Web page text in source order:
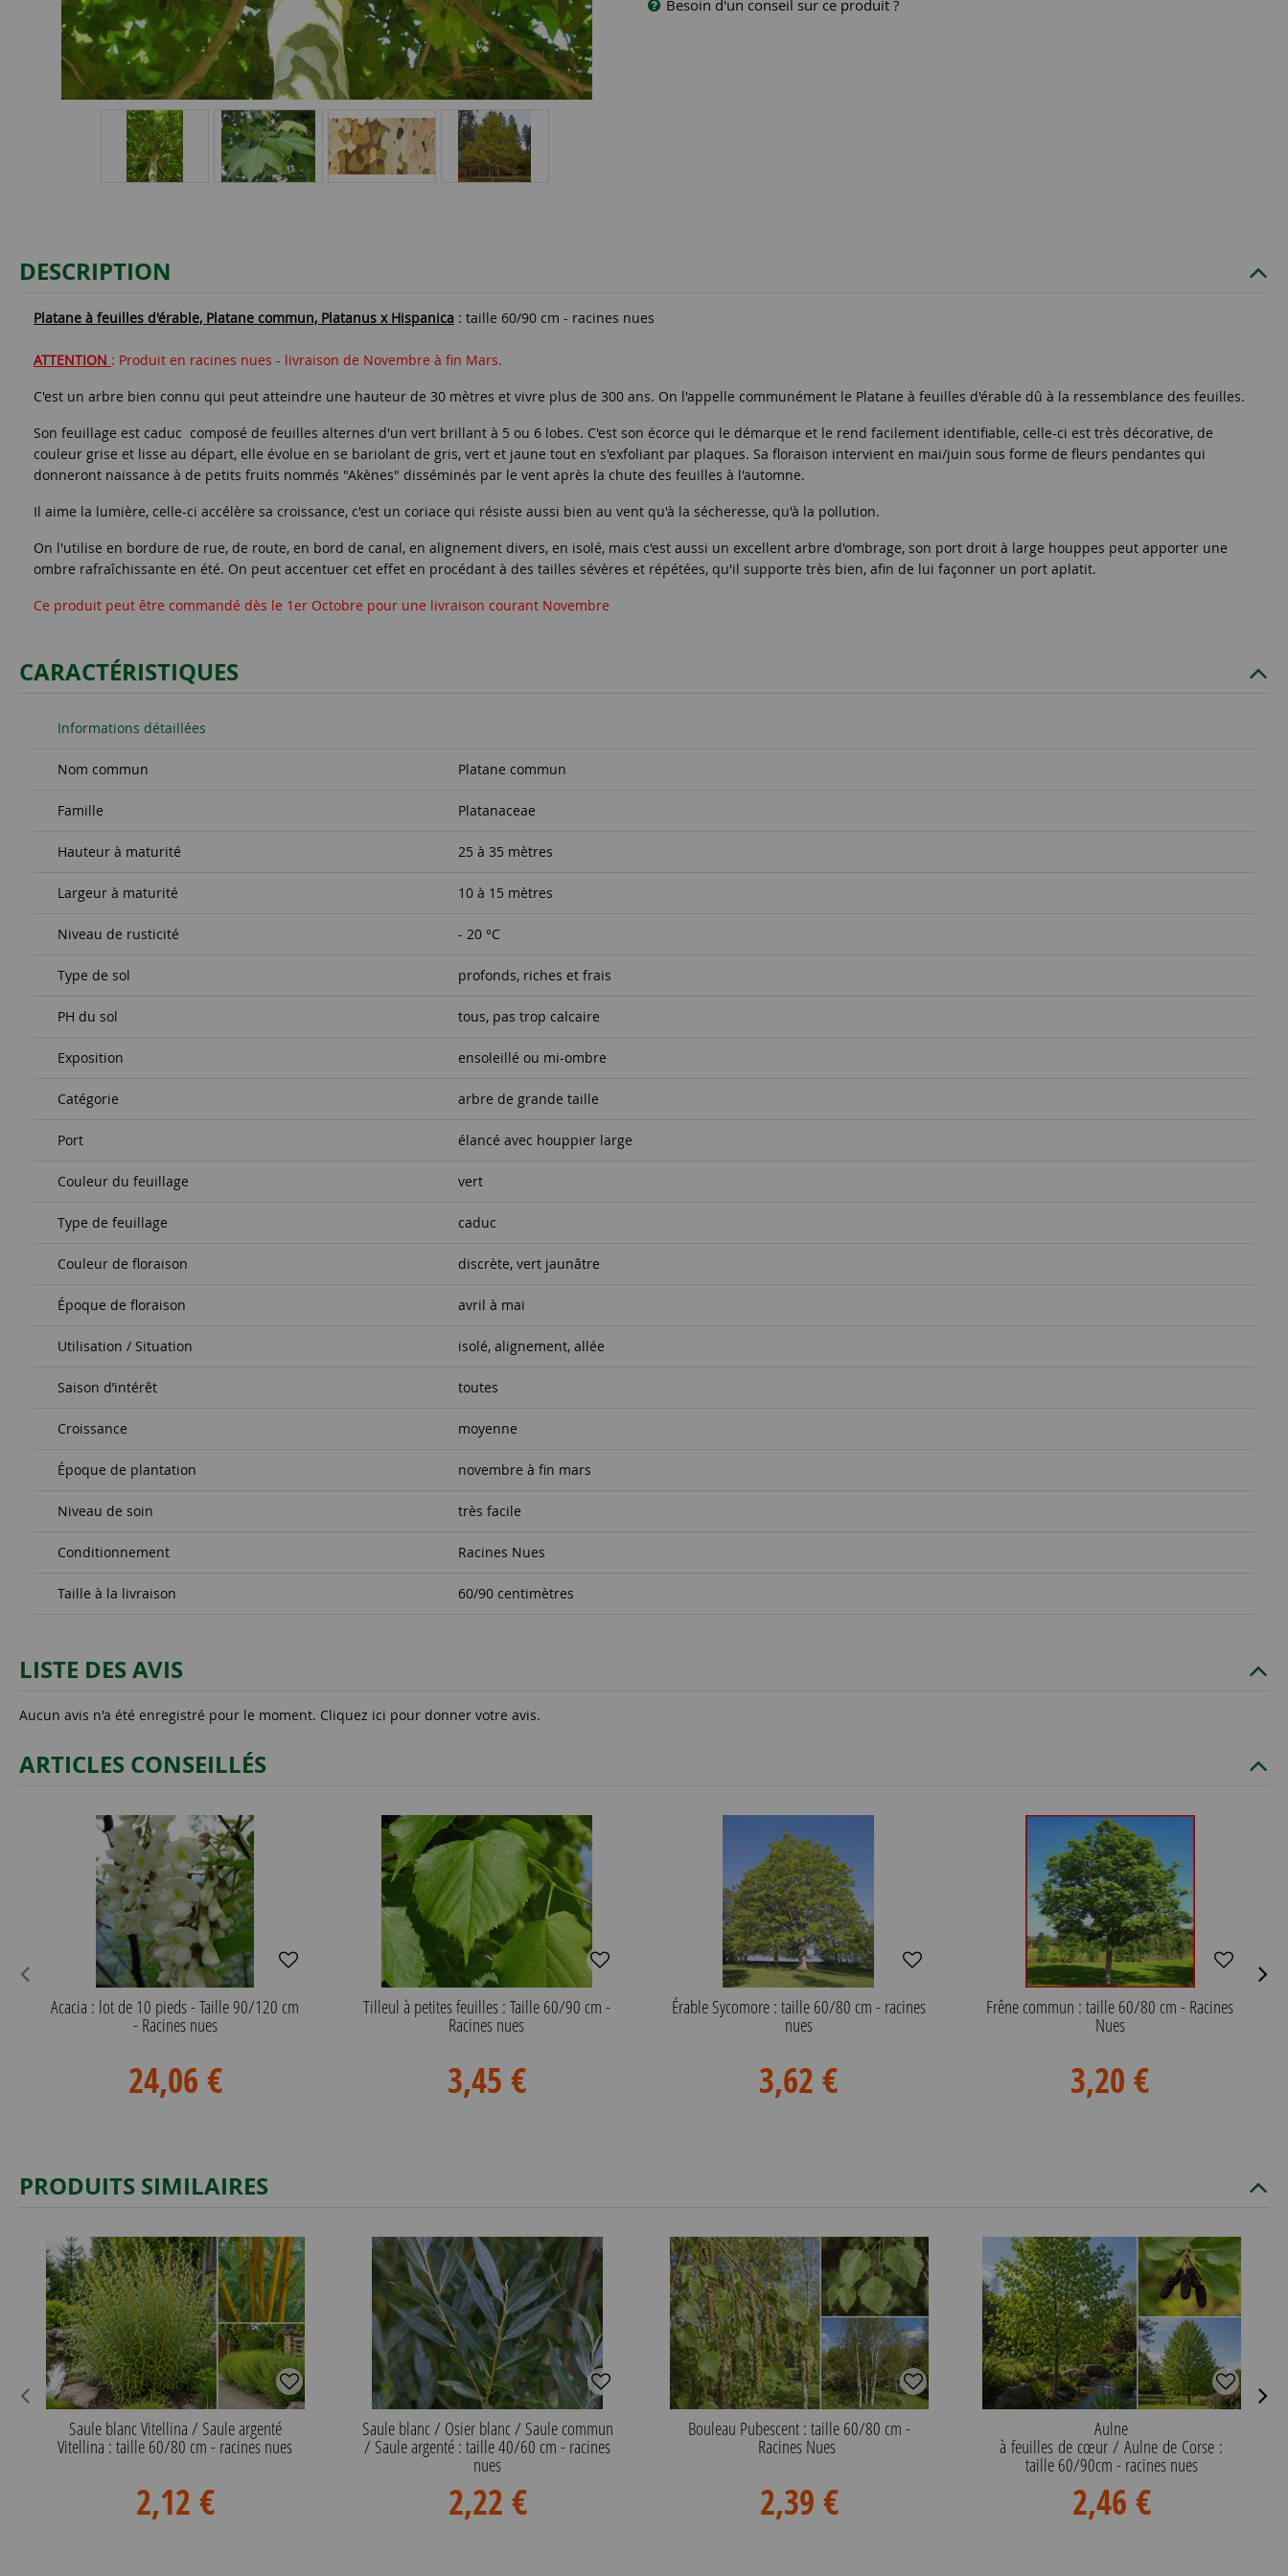
Besoin d'un conseil sur ce produit ?
DESCRIPTION
Platane à feuilles d'érable, Platane commun, Platanus x Hispanica : taille 60/90 cm - racines nues
ATTENTION : Produit en racines nues - livraison de Novembre à fin Mars.
C'est un arbre bien connu qui peut atteindre une hauteur de 30 mètres et vivre plus de 300 ans. On l'appelle communément le Platane à feuilles d'érable dû à la ressemblance des feuilles.
Son feuillage est caduc composé de feuilles alternes d'un vert brillant à 5 ou 6 lobes. C'est son écorce qui le démarque et le rend facilement identifiable, celle-ci est très décorative, de
couleur grise et lisse au départ, elle évolue en se bariolant de gris, vert et jaune tout en s'exfoliant par plaques. Sa floraison intervient en mai/juin sous forme de fleurs pendantes qui
donneront naissance à de petits fruits nommés "Akènes" disséminés par le vent après la chute des feuilles à l'automne.
Il aime la lumière, celle-ci accélère sa croissance, c'est un coriace qui résiste aussi bien au vent qu'à la sécheresse, qu'à la pollution.
On l'utilise en bordure de rue, de route, en bord de canal, en alignement divers, en isolé, mais c'est aussi un excellent arbre d'ombrage, son port droit à large houppes peut apporter une
ombre rafraîchissante en été. On peut accentuer cet effet en procédant à des tailles sévères et répétées, qu'il supporte très bien, afin de lui façonner un port aplatit.
Ce produit peut être commandé dès le 1er Octobre pour une livraison courant Novembre
CARACTÉRISTIQUES
Informations détaillées
Nom commun Platane commun
Famille Platanaceae
Hauteur à maturité 25 à 35 mètres
Largeur à maturité 10 à 15 mètres
Niveau de rusticité - 20 °C
Type de sol profonds, riches et frais
PH du sol tous, pas trop calcaire
Exposition ensoleillé ou mi-ombre
Catégorie arbre de grande taille
Port élancé avec houppier large
Couleur du feuillage vert
Type de feuillage caduc
Couleur de floraison discrète, vert jaunâtre
Époque de floraison avril à mai
Utilisation / Situation isolé, alignement, allée
Saison d’intérêt toutes
Croissance moyenne
Époque de plantation novembre à fin mars
Niveau de soin très facile
Conditionnement Racines Nues
Taille à la livraison 60/90 centimètres
LISTE DES AVIS
Aucun avis n'a été enregistré pour le moment. Cliquez ici pour donner votre avis.
ARTICLES CONSEILLÉS
Acacia : lot de 10 pieds - Taille 90/120 cm
- Racines nues
24,06 €
Tilleul à petites feuilles : Taille 60/90 cm -
Racines nues
3,45 €
Érable Sycomore : taille 60/80 cm - racines
nues
3,62 €
Frêne commun : taille 60/80 cm - Racines
Nues
3,20 €
PRODUITS SIMILAIRES
Saule blanc Vitellina / Saule argenté
Vitellina : taille 60/80 cm - racines nues
2,12 €
Saule blanc / Osier blanc / Saule commun
/ Saule argenté : taille 40/60 cm - racines
nues
2,22 €
Bouleau Pubescent : taille 60/80 cm -
Racines Nues
2,39 €
Aulne
à feuilles de cœur / Aulne de Corse :
taille 60/90cm - racines nues
2,46 €